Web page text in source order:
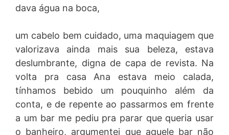
dava água na boca,
um cabelo bem cuidado, uma maquiagem que
valorizava ainda mais sua beleza, estava
deslumbrante, digna de capa de revista. Na
volta pra casa Ana estava meio calada,
tínhamos bebido um pouquinho além da
conta, e de repente ao passarmos em frente
a um bar me pediu pra parar que queria usar
o banheiro, argumentei que aquele bar não